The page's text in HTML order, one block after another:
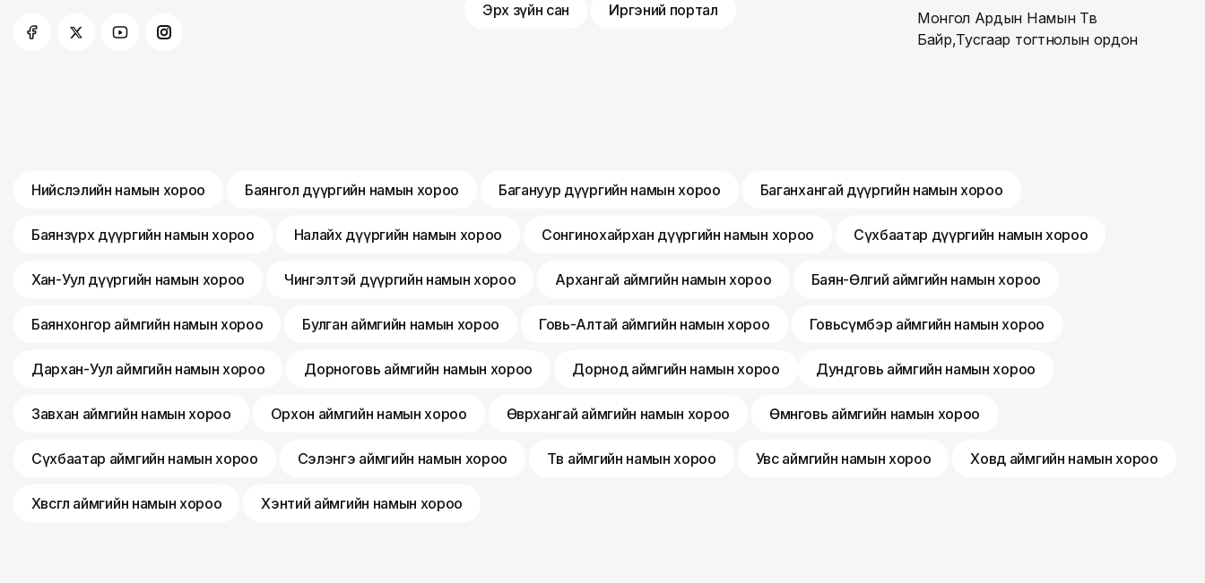
Эрх зүйн сан Иргэний портал
Монгол Ардын Намын Төв
Байр,Тусгаар тогтнолын ордон
Нийслэлийн намын хороо Баянгол дүүргийн намын хороо Багануур дүүргийн намын хороо Баганхангай дүүргийн намын хороо
Баянзүрх дүүргийн намын хороо Налайх дүүргийн намын хороо Сонгинохайрхан дүүргийн намын хороо Сүхбаатар дүүргийн намын хороо
Хан-Уул дүүргийн намын хороо Чингэлтэй дүүргийн намын хороо Архангай аймгийн намын хороо Баян-Өлгий аймгийн намын хороо
Баянхонгор аймгийн намын хороо Булган аймгийн намын хороо Говь-Алтай аймгийн намын хороо Говьсүмбэр аймгийн намын хороо
Дархан-Уул аймгийн намын хороо Дорноговь аймгийн намын хороо Дорнод аймгийн намын хороо Дундговь аймгийн намын хороо
Завхан аймгийн намын хороо Орхон аймгийн намын хороо Өвөрхангай аймгийн намын хороо Өмнөговь аймгийн намын хороо
Сүхбаатар аймгийн намын хороо Сэлэнгэ аймгийн намын хороо Төв аймгийн намын хороо Увс аймгийн намын хороо Ховд аймгийн намын хороо
Хөвсгөл аймгийн намын хороо Хэнтий аймгийн намын хороо